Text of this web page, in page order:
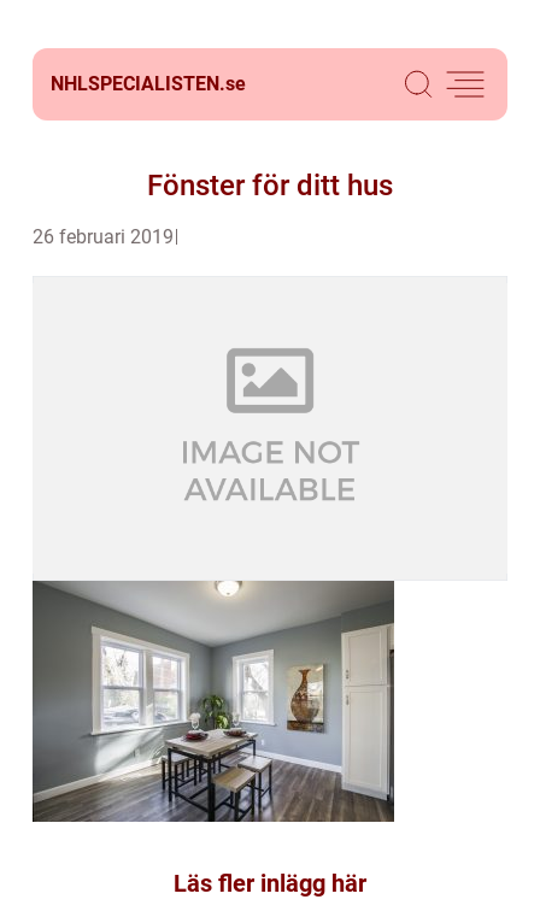
NHLSPECIALISTEN.se
Fönster för ditt hus
26 februari 2019
Läs fler inlägg här